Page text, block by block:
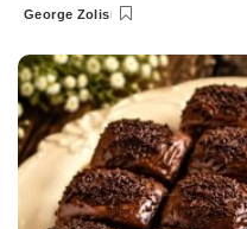
Posted
George Zolis